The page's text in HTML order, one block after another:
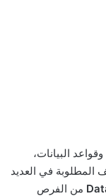
البيانات،
المطلوبة في العديد
من الفرص